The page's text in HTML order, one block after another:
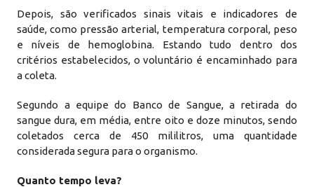
Depois, são verificados sinais vitais e indicadores de
saúde, como pressão arterial, temperatura corporal, peso
e níveis de hemoglobina. Estando tudo dentro dos
critérios estabelecidos, o voluntário é encaminhado para
a coleta.
Segundo a equipe do Banco de Sangue, a retirada do
sangue dura, em média, entre oito e doze minutos, sendo
coletados cerca de 450 mililitros, uma quantidade
considerada segura para o organismo.
Quanto tempo leva?